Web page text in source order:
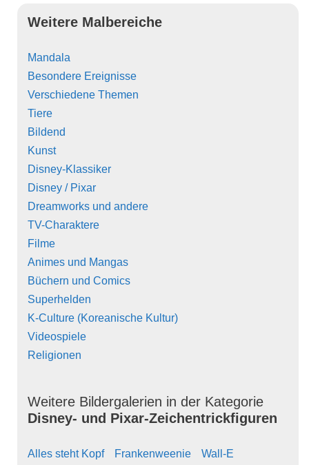
Weitere Malbereiche
Mandala
Besondere Ereignisse
Verschiedene Themen
Tiere
Bildend
Kunst
Disney-Klassiker
Disney / Pixar
Dreamworks und andere
TV-Charaktere
Filme
Animes und Mangas
Büchern und Comics
Superhelden
K-Culture (Koreanische Kultur)
Videospiele
Religionen
Weitere Bildergalerien in der Kategorie
Disney- und Pixar-Zeichentrickfiguren
Alles steht Kopf
Frankenweenie
Wall-E